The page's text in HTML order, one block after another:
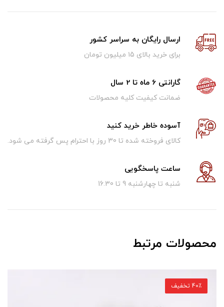
ارسال رایگان به سراسر کشور
برای خرید بالای ۱5 میلیون تومان
گارانتی 6 ماه تا 2 سال
ضمانت کیفیت کلیه محصولات
آسوده خاطر خرید کنید
کالای فروخته شده تا 30 روز با احترام پس گرفته می شود.
ساعت پاسخگویی
شنبه تا چهارشنبه 9 تا 16.30
محصولات مرتبط
40٪ تخفیف